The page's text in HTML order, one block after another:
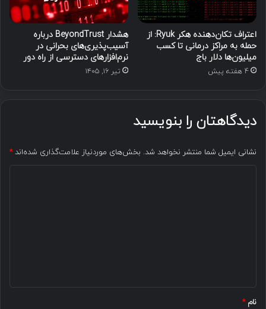
اعتراف تکان‌دهنده هکر Ryuk: از
حمله به مراکز درمانی تا کسب
میلیون‌ها دلار باج
4 هفته پیش
هشدار BeyondTrust درباره
آسیب‌پذیری‌های بحرانی در
نرم‌افزارهای دسترسی از راه دور
تیر ۱۶, ۱۴۰۵
دیدگاهتان را بنویسید
نشانی ایمیل شما منتشر نخواهد شد. بخش‌های موردنیاز علامت‌گذاری شده‌اند*
نام*